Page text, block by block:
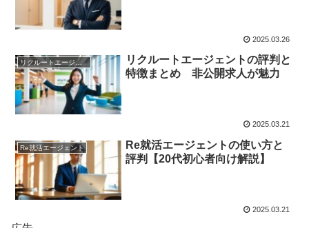
2025.03.26
リクルートエージェント
リクルートエージェントの評判と
特徴まとめ 非公開求人が魅力
2025.03.21
Re就活エージェント
Re就活エージェントの使い方と
評判【20代初心者向け解説】
2025.03.21